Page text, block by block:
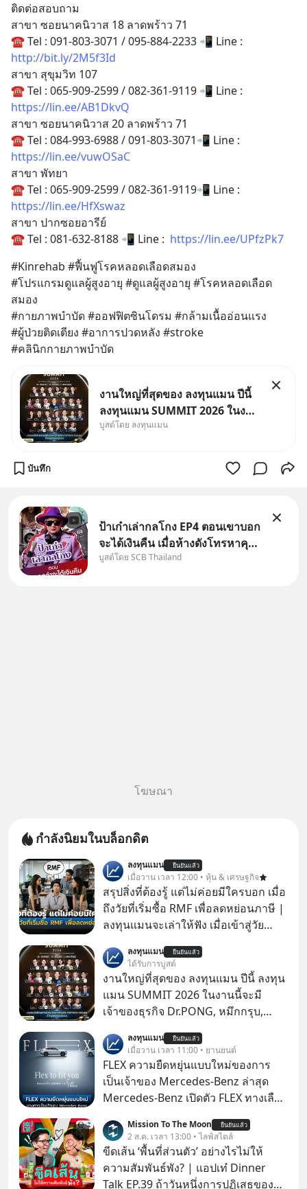
ติดต่อสอบถาม
สาขา ซอยนาคนิวาส 18 ลาดพร้าว 71
http://bit.ly/2M5f3Id
สาขา สุขุมวิท 107
https://lin.ee/AB1DkvQ
สาขา ซอยนาคนิวาส 20 ลาดพร้าว 71
https://lin.ee/vuwOSaC
สาขา พัทยา
https://lin.ee/HfXswaz
สาขา ปากซอยอารีย์
☎️ Tel : 081-632-8188 📲 Line : https://lin.ee/UPfzPk7
#Kinrehab #ฟื้นฟูโรคหลอดเลือดสมอง
#โปรแกรมดูแลผู้สูงอายุ #ดูแลผู้สูงอายุ #โรคหลอดเลือด
สมอง
#กายภาพบำบัด #ออฟฟิตซินโดรม #กล้ามเนื้ออ่อนแรง
#ผู้ป่วยติดเตียง #อาการปวดหลัง #stroke
#คลินิกกายภาพบำบัด
งานใหญ่ที่สุดของ ลงทุนแมน ปีนี้
ลงทุนแมน SUMMIT 2026 ในงาน
นี้จะมีเจ้าของธุรกิจ Dr.PONG,
Salad, LA GLACE, Fastwork,
MizuMi, KARMART, อิชิตัน มา
บูสต์โดย ลงทุนแมน
บันทึก
ป้าเก๋าเล่ากลโกง EP4 ตอนเขาบอก
จะได้เงินคืน เมื่อห้างดังโทรหาคุณ
วิยะดา แจ้งเรื่องเคลมสินค้าแล้ว
บูสต์โดย SCB Thailand
โฆษณา
กำลังนิยมในบล็อกดิต
ลงทุนแมน ยืนยันแล้ว
เมื่อวาน เวลา 12:00 • หุ้น & เศรษฐกิจ
สรุปสิ่งที่ต้องรู้ แต่ไม่ค่อยมีใครบอก เมื่อ
ถึงวัยที่เริ่มซื้อ RMF เพื่อลดหย่อนภาษี |
ลงทุนแมนจะเล่าให้ฟัง เมื่อเข้าสู่วัย
ภาษี หลายคนมักได้รับคำแนะนำให้
ลงทุนใน RMF เพราะนอกจากจะช่วยลด
หย่อนภาษีได้แล้ว ยังเป็นโอกาสในการ
สร้างความมั่งคั่งระยะยาว แต่น้อยคน
นักที่จะลงลึกว่า ถ้าลงทุนใน RMF ควรรู้
อะไรบ้าง ควรดู ตรงไหน ทำอย่างไร ถึง
จะดีกับเรา แล้วเราควรรู้ข้อมูลอะไร
เกี่ยวกับ RMF บ้าง เพื่อให้นำไปใช้ต่อได้
จริง ๆ ลงทุนแมนจะเล่าให้ฟัง
ลงทุนแมน ยืนยันแล้ว
ได้รับการบูสต์
งานใหญ่ที่สุดของ ลงทุนแมน ปีนี้ ลงทุน
แมน SUMMIT 2026 ในงานนี้จะมี
เจ้าของธุรกิจ Dr.PONG, หมึกกรุบ,
Fastwork, MizuMi, KARMART, อิชิตัน
มาแชร์ความรู้การสร้างธุรกิจ
ลงทุนแมน ยืนยันแล้ว
เมื่อวาน เวลา 11:00 • ยานยนต์
FLEX ความยืดหยุ่นแบบใหม่ของการ
เป็นเจ้าของ Mercedes-Benz ล่าสุด
Mercedes-Benz เปิดตัว FLEX ทางเลือก
“Flex to Fit You ยืดได้ตามสไตล์คุณ
ด้วย StarChoice” ตอบโจทย์ Lifestyle
การเป็นเจ้าของรถที่ออกแบบการเงินได้
เอง ครบสัญญาจะผ่อนต่อ คืนรถ หรือ
Mission To The Moon ยืนยันแล้ว
2 ส.ค. เวลา 13:00 • ไลฟ์สไตล์
ขีดเส้น ‘พื้นที่ส่วนตัว’ อย่างไรไม่ให้
ความสัมพันธ์พัง? | แอปเท๋ Dinner
Talk EP.39 ถ้าวันหนึ่งการปฏิเสธของ